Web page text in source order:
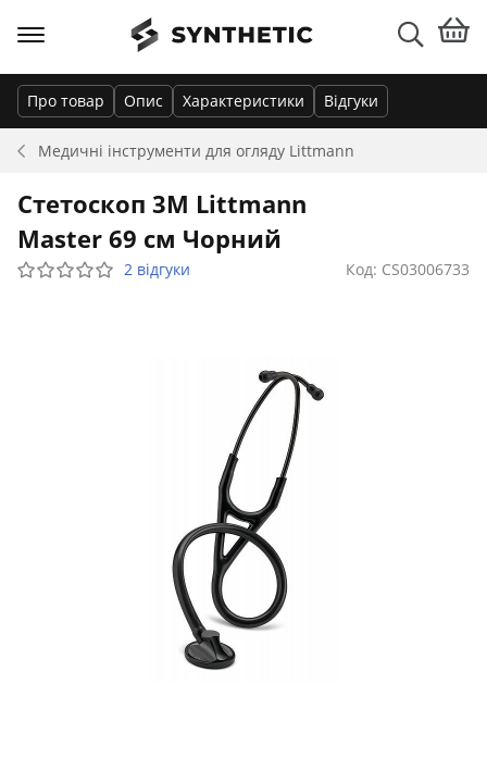
Медичні інструменти для огляду Littmann
Про товар Опис Характеристики Відгуки
Стетоскоп 3M Littmann
Master 69 см Чорний
2 відгуки Код: CS03006733